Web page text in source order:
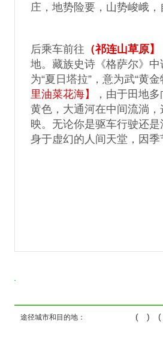
庄，地势险要，山势峻峨
后乘车前往 （祁连山草原】
地。藏族史诗《格萨尔》
为“夏日塔拉”，意为武“黄
里油菜花海】
，由于田地
黄色，大通河在中间流淌
映。无论你是驱车行驶还
身于虚幻的人间天堂，因
途径城市和目的地： ( ) (